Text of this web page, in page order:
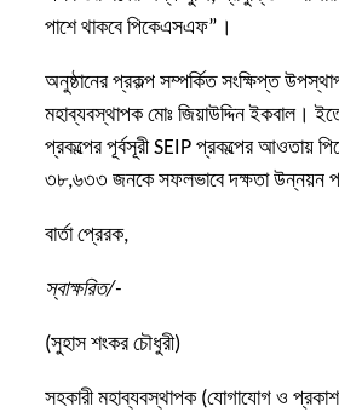
পাশে থাকবে পিকেএসএফ”।
অনুষ্ঠানের প্রকল্প সম্পর্কিত সংক্ষিপ্ত
মহাব্যবস্থাপক মোঃ জিয়াউদ্দিন ইকবাল।
প্রকল্পের পূর্বসূরী SEIP প্রকল্পের আওতায়
৩৮,৬৩৩ জনকে সফলভাবে দক্ষতা উন্নয়ন
বার্তা প্রেরক,
স্বাক্ষরিত/-
(সুহাস শংকর চৌধুরী)
সহকারী মহাব্যবস্থাপক (যোগাযোগ ও